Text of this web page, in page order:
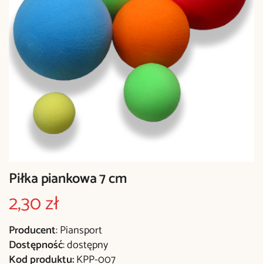
Piłka piankowa 7 cm
2,30zł
Producent: Piansport
Dostępność: dostępny
Kod produktu:KPP-007